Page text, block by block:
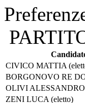
CIVICO MATTIA
BORGONOVO RE
OLIVI ALESSANDRO
ZENI LUCA (eletto)